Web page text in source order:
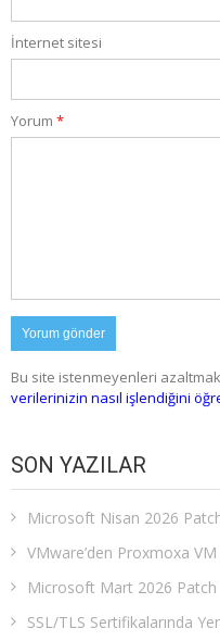
İnternet sitesi
Yorum *
Bu site istenmeyenleri
verilerinizin nasıl işlendiğini
SON YAZILAR
Microsoft Nisan 2026
VMware’den Proxmoxa
Microsoft Mart 2026 Patch
SSL/TLS Sertifikalarında